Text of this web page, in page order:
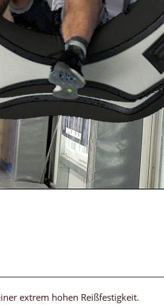
extrem hohen Reißfestigkeit.